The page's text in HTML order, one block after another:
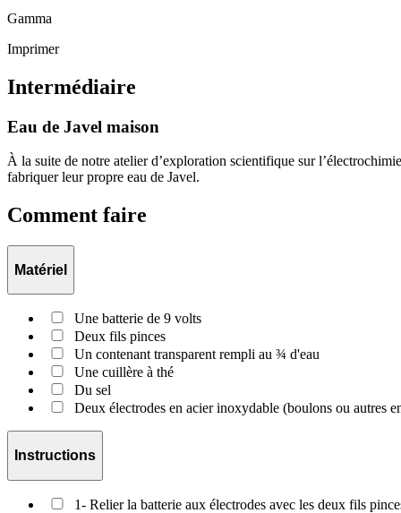
Gamma
Imprimer
Intermédiaire
Eau de Javel maison
À la suite de notre atelier d’exploration scientifique sur
fabriquer leur propre eau de Javel.
Comment faire
Matériel
Une batterie de 9 volts
Deux fils pinces
Un contenant transparent rempli au ¾ d'eau
Une cuillère à thé
Du sel
Deux électrodes en acier inoxydable (boulons ou autres
Instructions
1- Relier la batterie aux électrodes avec les deux fils